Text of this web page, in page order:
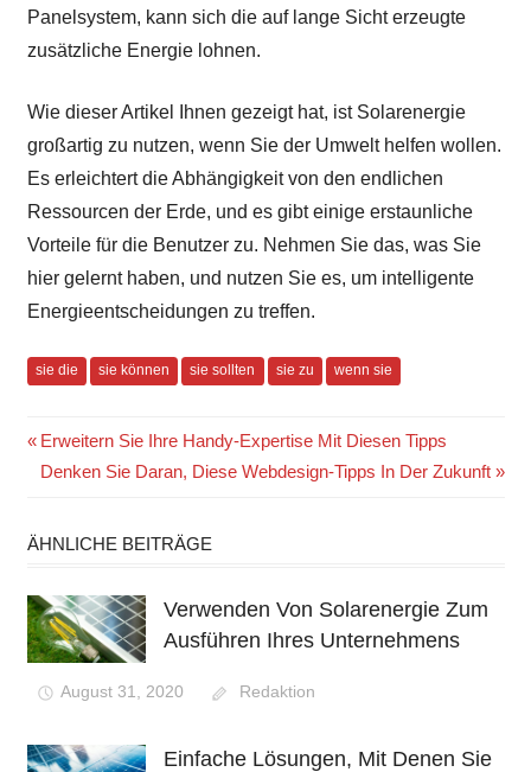
Panelsystem, kann sich die auf lange Sicht erzeugte
zusätzliche Energie lohnen.
Wie dieser Artikel Ihnen gezeigt hat, ist Solarenergie
großartig zu nutzen, wenn Sie der Umwelt helfen wollen.
Es erleichtert die Abhängigkeit von den endlichen
Ressourcen der Erde, und es gibt einige erstaunliche
Vorteile für die Benutzer zu. Nehmen Sie das, was Sie
hier gelernt haben, und nutzen Sie es, um intelligente
Energieentscheidungen zu treffen.
sie die sie können sie sollten sie zu wenn sie
Beitragsnavigation
Vorheriger
Beitrag:
Erweitern Sie Ihre Handy-Expertise Mit Diesen Tipps
Nächster
Denken Sie Daran, Diese Webdesign-Tipps In Der Zukunft
ÄHNLICHE BEITRÄGE
Verwenden Von Solarenergie Zum
Ausführen Ihres Unternehmens
August 31, 2020 Redaktion
Einfache Lösungen, Mit Denen Sie